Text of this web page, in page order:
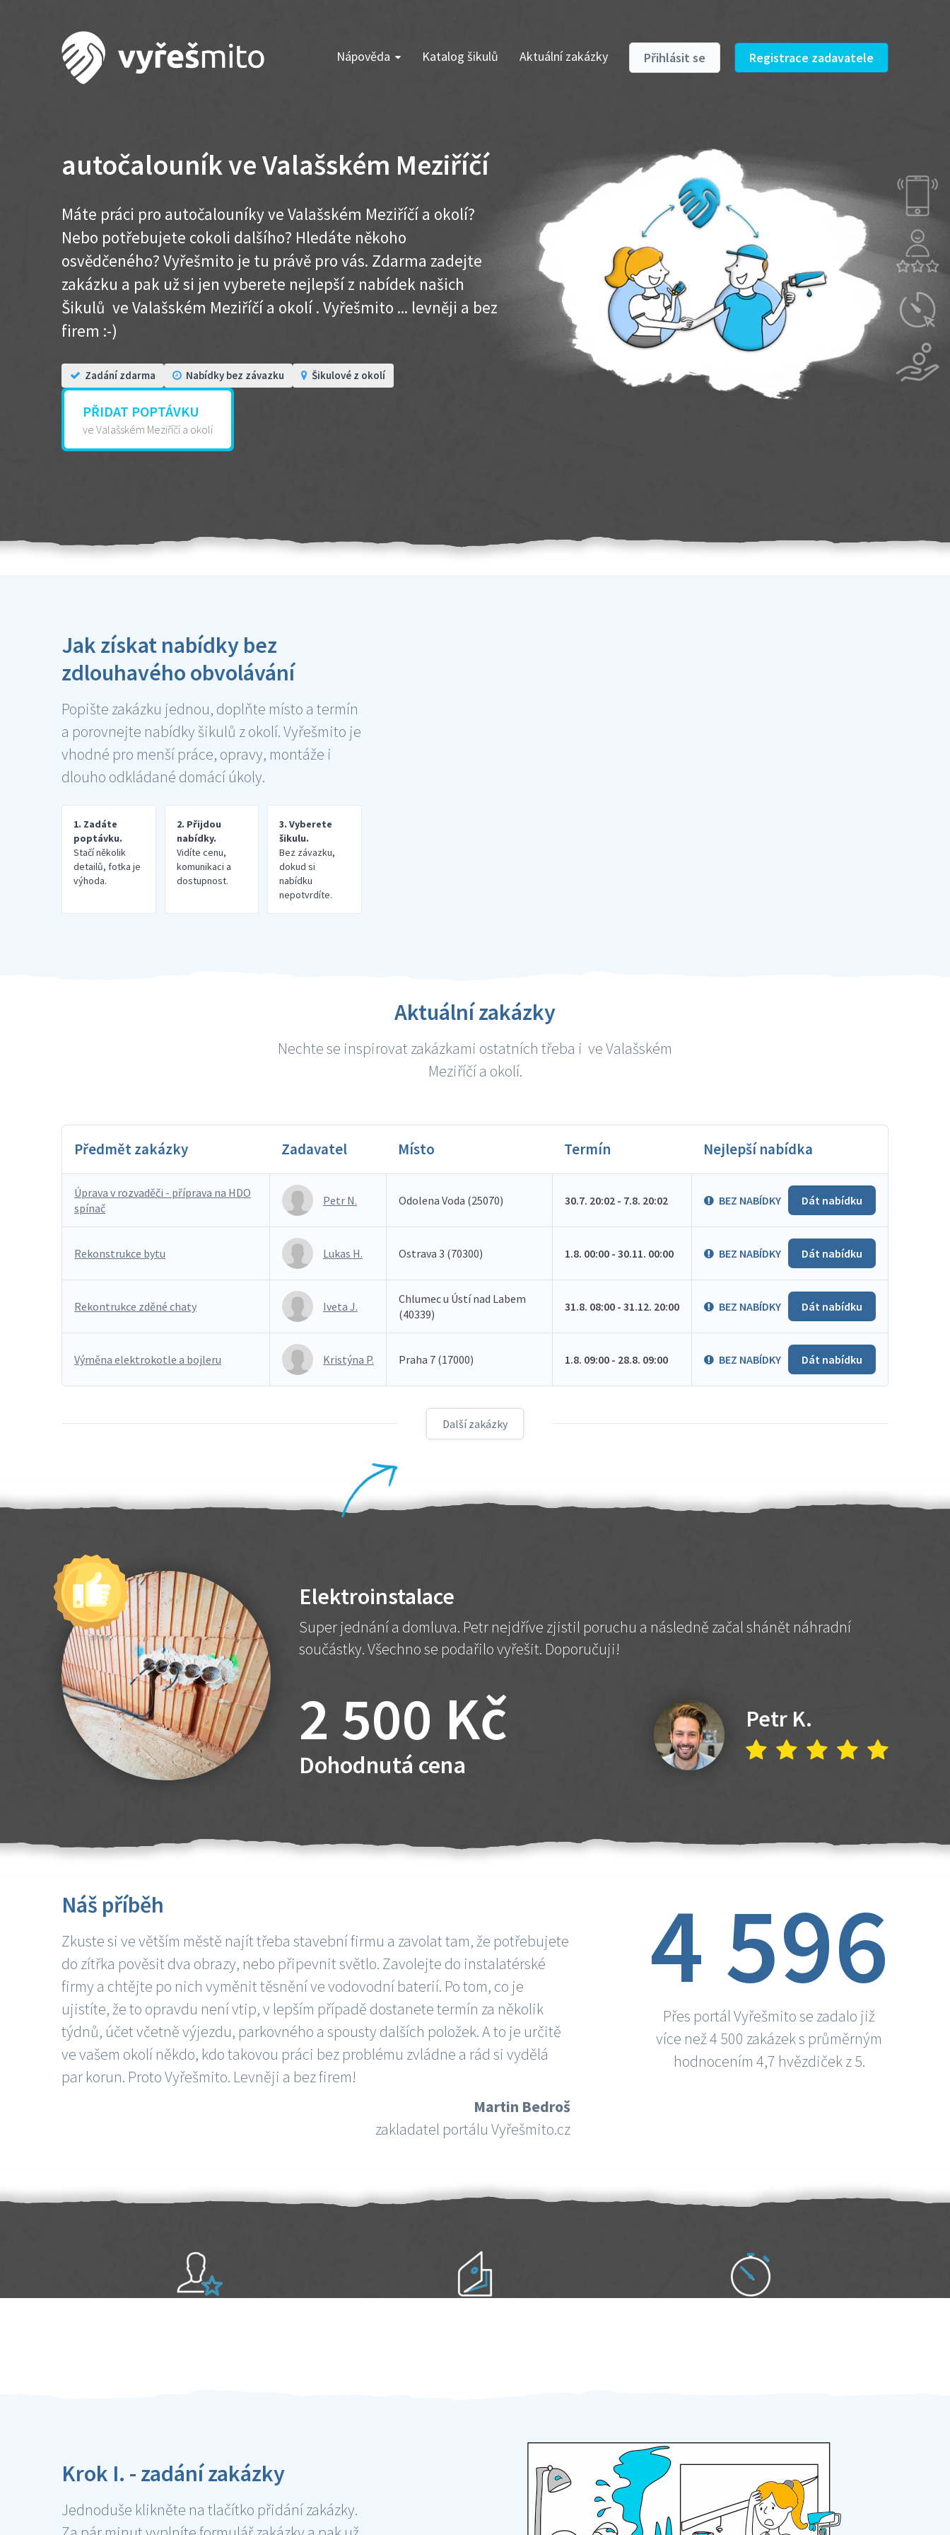
Nápověda Katalog šikulů Aktuální zakázky Přihlásit se Registrace zadavatele
autočalouník ve Valašském Meziříčí
Máte práci pro autočalouníky ve Valašském Meziříčí a okolí?
Nebo potřebujete cokoli dalšího? Hledáte někoho
osvědčeného? Vyřešmito je tu právě pro vás. Zdarma zadejte
zakázku a pak už si jen vyberete nejlepší z nabídek našich
Šikulů ve Valašském Meziříčí a okolí . Vyřešmito ... levněji a bez
firem :-)
Zadání zdarma Nabídky bez závazku Šikulové z okolí
PŘIDAT POPTÁVKU
ve Valašském Meziříčí a okolí
Jak získat nabídky bez
zdlouhavého obvolávání
Popište zakázku jednou, doplňte místo a termín
a porovnejte nabídky šikulů z okolí. Vyřešmito je
vhodné pro menší práce, opravy, montáže i
dlouho odkládané domácí úkoly.
1. Zadáte
poptávku.
Stačí několik
detailů, fotka je
výhoda.
2. Přijdou
nabídky.
Vidíte cenu,
komunikaci a
dostupnost.
3. Vyberete
šikulu.
Bez závazku,
dokud si
nabídku
nepotvrdíte.
Aktuální zakázky
Nechte se inspirovat zakázkami ostatních třeba i ve Valašském
Meziříčí a okolí.
Předmět zakázky Zadavatel Místo Termín Nejlepší nabídka
Úprava v rozvaděči - příprava na HDO
spínač
Petr N. Odolena Voda (25070) 30.7. 20:02 - 7.8. 20:02 BEZ NABÍDKY Dát nabídku
Rekonstrukce bytu Lukas H. Ostrava 3 (70300) 1.8. 00:00 - 30.11. 00:00 BEZ NABÍDKY Dát nabídku
Rekontrukce zděné chaty Iveta J.
Chlumec u Ústí nad Labem
(40339)
31.8. 08:00 - 31.12. 20:00 BEZ NABÍDKY Dát nabídku
Výměna elektrokotle a bojleru Kristýna P. Praha 7 (17000) 1.8. 09:00 - 28.8. 09:00 BEZ NABÍDKY Dát nabídku
Další zakázky
Elektroinstalace
Super jednání a domluva. Petr nejdříve zjistil poruchu a následně začal shánět náhradní
součástky. Všechno se podařilo vyřešit. Doporučuji!
2 500 Kč
Dohodnutá cena
Petr K.
Náš příběh
Zkuste si ve větším městě najít třeba stavební firmu a zavolat tam, že potřebujete
do zítřka pověsit dva obrazy, nebo připevnit světlo. Zavolejte do instalatérské
firmy a chtějte po nich vyměnit těsnění ve vodovodní baterií. Po tom, co je
ujistíte, že to opravdu není vtip, v lepším případě dostanete termín za několik
týdnů, účet včetně výjezdu, parkovného a spousty dalších položek. A to je určitě
ve vašem okolí někdo, kdo takovou práci bez problému zvládne a rád si vydělá
par korun. Proto Vyřešmito. Levněji a bez firem!
Martin Bedroš
zakladatel portálu Vyřešmito.cz
4 596
Přes portál Vyřešmito se zadalo již
více než 4 500 zakázek s průměrným
hodnocením 4,7 hvězdiček z 5.
Krok I. - zadání zakázky
Jednoduše klikněte na tlačítko přidání zakázky.